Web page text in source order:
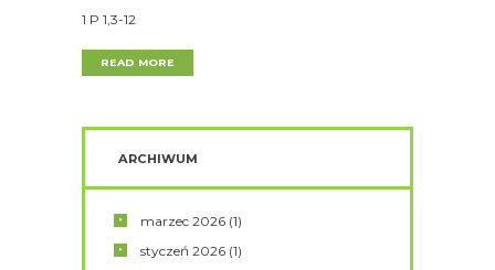
1 P 1,3-12
READ MORE
ARCHIWUM
marzec2026 (1)
styczeń2026 (1)